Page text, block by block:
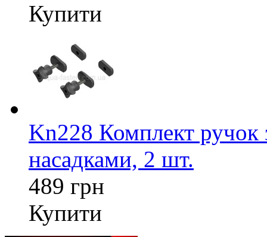
Купити
Kn228 Комплект ручок
насадками, 2 шт.
489 грн
Купити